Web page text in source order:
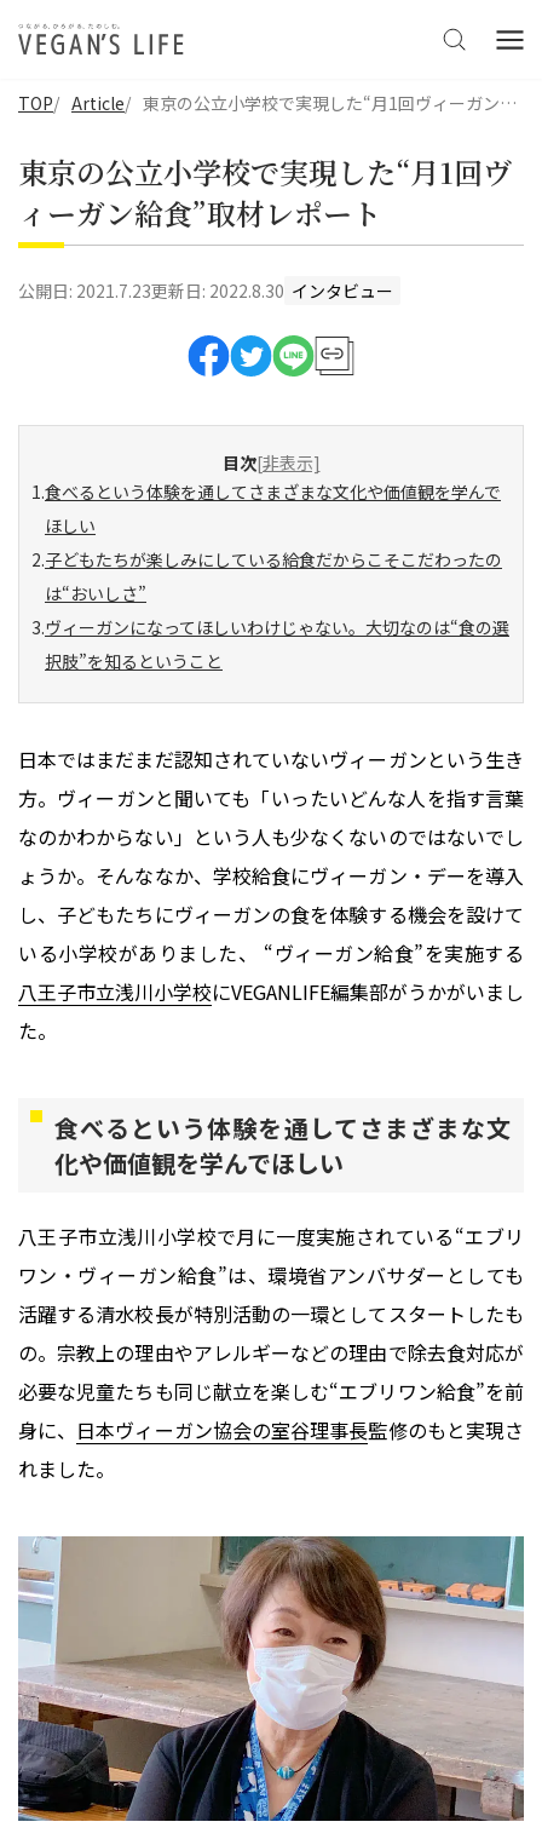
TOP Article 東京の公立小学校で実現した“月1回ヴィーガン給食”取材レポート
東京の公立小学校で実現した“月1回ヴ
ィーガン給食”取材レポート
公開日: 2021.7.23更新日: 2022.8.30 インタビュー
目次[非表示]
食べるという体験を通してさまざまな文化や価値観を学んで
ほしい
子どもたちが楽しみにしている給食だからこそこだわったの
は“おいしさ”
ヴィーガンになってほしいわけじゃない。大切なのは“食の選
択肢”を知るということ
日本ではまだまだ認知されていないヴィーガンという生き
方。ヴィーガンと聞いても「いったいどんな人を指す言葉
なのかわからない」という人も少なくないのではないでし
ょうか。そんななか、学校給食にヴィーガン・デーを導入
し、子どもたちにヴィーガンの食を体験する機会を設けて
いる小学校がありました、 “ヴィーガン給食”を実施する
八王子市立浅川小学校にVEGANLIFE編集部がうかがいまし
た。
食べるという体験を通してさまざまな文
化や価値観を学んでほしい
八王子市立浅川小学校で月に一度実施されている“エブリ
ワン・ヴィーガン給食”は、環境省アンバサダーとしても
活躍する清水校長が特別活動の一環としてスタートしたも
の。宗教上の理由やアレルギーなどの理由で除去食対応が
必要な児童たちも同じ献立を楽しむ“エブリワン給食”を前
身に、 日本ヴィーガン協会の室谷理事長監修のもと実現さ
れました。